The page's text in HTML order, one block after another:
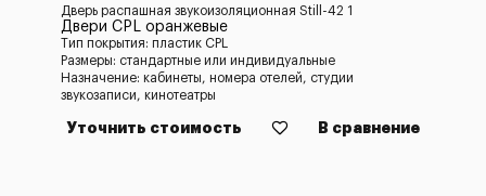
Дверь распашная звукоизоляционная Still-42 1
Двери CPL оранжевые
Тип покрытия: пластик CPL
Размеры: стандартные или индивидуальные
Назначение: кабинеты, номера отелей, студии
звукозаписи, кинотеатры
Уточнить стоимость В сравнение